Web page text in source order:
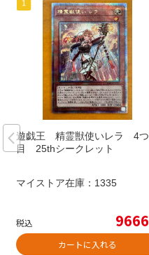
遊戯王 精霊獣使いレラ 4つ
目 25thシークレット
マイストア在庫： 1335
税込 9666
カートに入れる